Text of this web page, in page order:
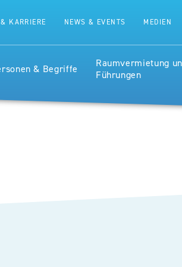
KARRIERE NEWS & EVENTS MEDIEN
& Begriffe
Raumvermietung
Führungen